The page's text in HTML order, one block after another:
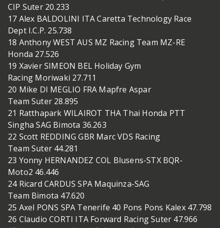
CIP Suter 20.233
17 Alex BALDOLINI ITA Caretta Technology Race
Dept I.C.P. 25.738
18 Anthony WEST AUS MZ Racing Team MZ-RE
Honda 27.526
19 Xavier SIMEON BEL Holiday Gym
Racing Moriwaki 27.711
20 Mike DI MEGLIO FRA Mapfre Aspar
Team Suter 28.895
21 Ratthapark WILAIROT THA Thai Honda PTT
Singha SAG Bimota 36.263
22 Scott REDDING GBR Marc VDS Racing
Team Suter 44.281
23 Yonny HERNANDEZ COL Blusens-STX BQR-
Moto2 46.446
24 Ricard CARDUS SPA Maquinza-SAG
Team Bimota 47.620
25 Axel PONS SPA Tenerife 40 Pons Pons Kalex 47.798
26 Claudio CORTI ITA Forward Racing Suter 47.966